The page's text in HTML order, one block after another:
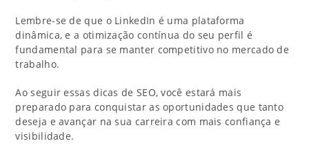
Lembre-se de que o LinkedIn é uma plataforma
dinâmica, e a otimização contínua do seu perfil é
fundamental para se manter competitivo no mercado de
trabalho.
Ao seguir essas dicas de SEO, você estará mais
preparado para conquistar as oportunidades que tanto
deseja e avançar na sua carreira com mais confiança e
visibilidade.